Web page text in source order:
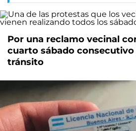
Por una reclamo vecinal
cuarto sábado consecutivo
tránsito